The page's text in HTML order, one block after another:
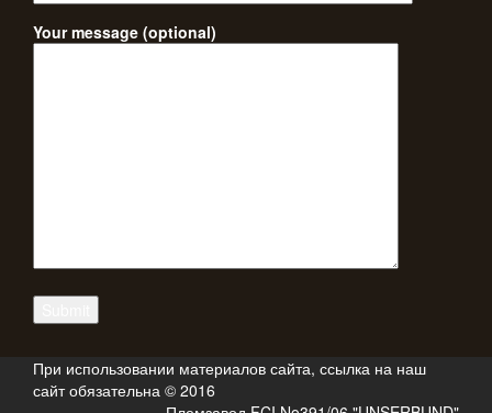
Your message (optional)
При использовании материалов сайта, ссылка на наш
сайт обязательна © 2016